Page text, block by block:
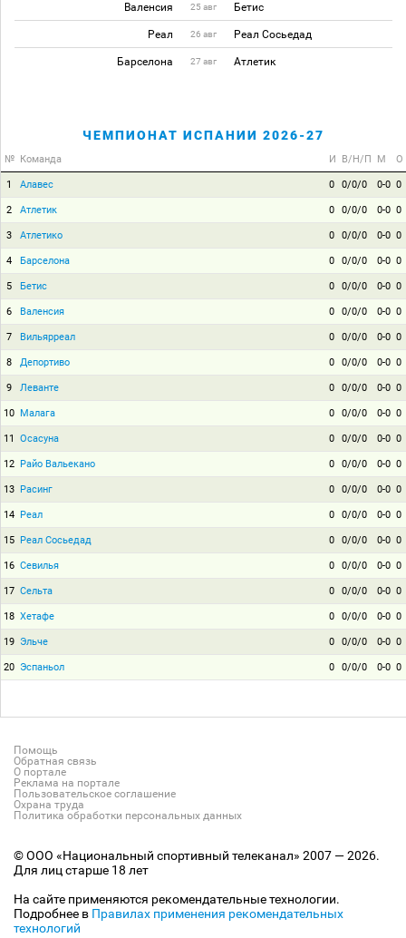
Валенсия 25 авг Бетис
Реал 26 авг Реал Сосьедад
Барселона 27 авг Атлетик
ЧЕМПИОНАТ ИСПАНИИ 2026-27
№ Команда И В/Н/П М О
1 Алавес 0 0/0/0 0-0 0
2 Атлетик 0 0/0/0 0-0 0
3 Атлетико 0 0/0/0 0-0 0
4 Барселона 0 0/0/0 0-0 0
5 Бетис 0 0/0/0 0-0 0
6 Валенсия 0 0/0/0 0-0 0
7 Вильярреал 0 0/0/0 0-0 0
8 Депортиво 0 0/0/0 0-0 0
9 Леванте 0 0/0/0 0-0 0
10 Малага 0 0/0/0 0-0 0
11 Осасуна 0 0/0/0 0-0 0
12 Райо Вальекано 0 0/0/0 0-0 0
13 Расинг 0 0/0/0 0-0 0
14 Реал 0 0/0/0 0-0 0
15 Реал Сосьедад 0 0/0/0 0-0 0
16 Севилья 0 0/0/0 0-0 0
17 Сельта 0 0/0/0 0-0 0
18 Хетафе 0 0/0/0 0-0 0
19 Эльче 0 0/0/0 0-0 0
20 Эспаньол 0 0/0/0 0-0 0
Помощь
Обратная связь
О портале
Реклама на портале
Пользовательское соглашение
Охрана труда
Политика обработки персональных данных
© ООО «Национальный спортивный телеканал» 2007 — 2026.
Для лиц старше 18 лет
На сайте применяются рекомендательные технологии.
Подробнее в Правилах применения рекомендательных
технологий